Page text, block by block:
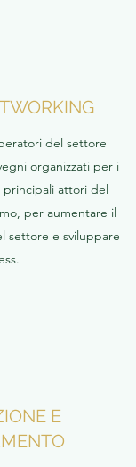
del settore
organizzati per i
principali attori del
per aumentare il
settore e sviluppare
E